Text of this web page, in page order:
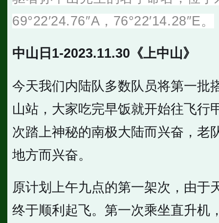
69°22′24.76″A，76°22′14.28″E。
中山日1-2023.11.30《上中山》
今天我们内陆队多数队员将第一批
山站，大家吃完早饭就开始往飞行
次踏上神秘的南极大陆而兴奋，老
地方而兴奋。
原计划上午九点的第一架次，由于
终于顺利起飞。第一次乘坐直升机